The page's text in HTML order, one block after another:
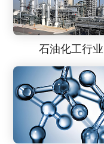
石油化工行业